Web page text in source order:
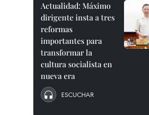
Actualidad: Máximo
dirigente insta a tres
reformas
importantes para
transformar la
cultura socialista en
nueva era
ESCUCHAR